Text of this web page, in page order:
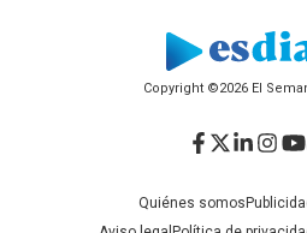
Copyright ©2026 El
Quiénes somos
Facebook
Twitter